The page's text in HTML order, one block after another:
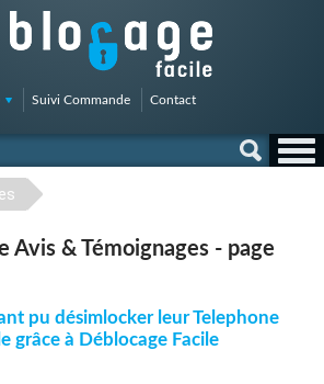
Suivi Commande Contact
Avis & Témoignages - page
pu désimlocker leur Telephone
grâce à Déblocage Facile